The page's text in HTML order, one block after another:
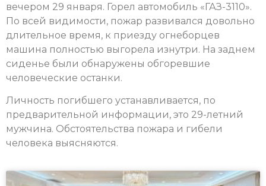
вечером 29 января. Горел автомобиль «ГАЗ-3110».
По всей видимости, пожар развивался довольно
длительное время, к приезду огнеборцев
машина полностью выгорела изнутри. На заднем
сиденье были обнаружены обгоревшие
человеческие останки.
Личность погибшего устанавливается, по
предварительной информации, это 29-летний
мужчина. Обстоятельства пожара и гибели
человека выясняются.